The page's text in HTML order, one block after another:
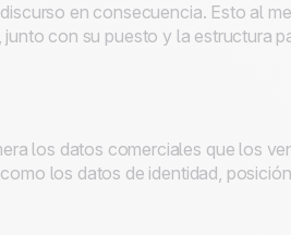
en consecuencia. Esto al
con su puesto y la estructura
los datos comerciales que los
los datos de identidad,